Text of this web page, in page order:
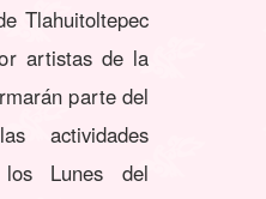
Tlahuitoltepec
artistas de la
parte del
actividades
los Lunes del